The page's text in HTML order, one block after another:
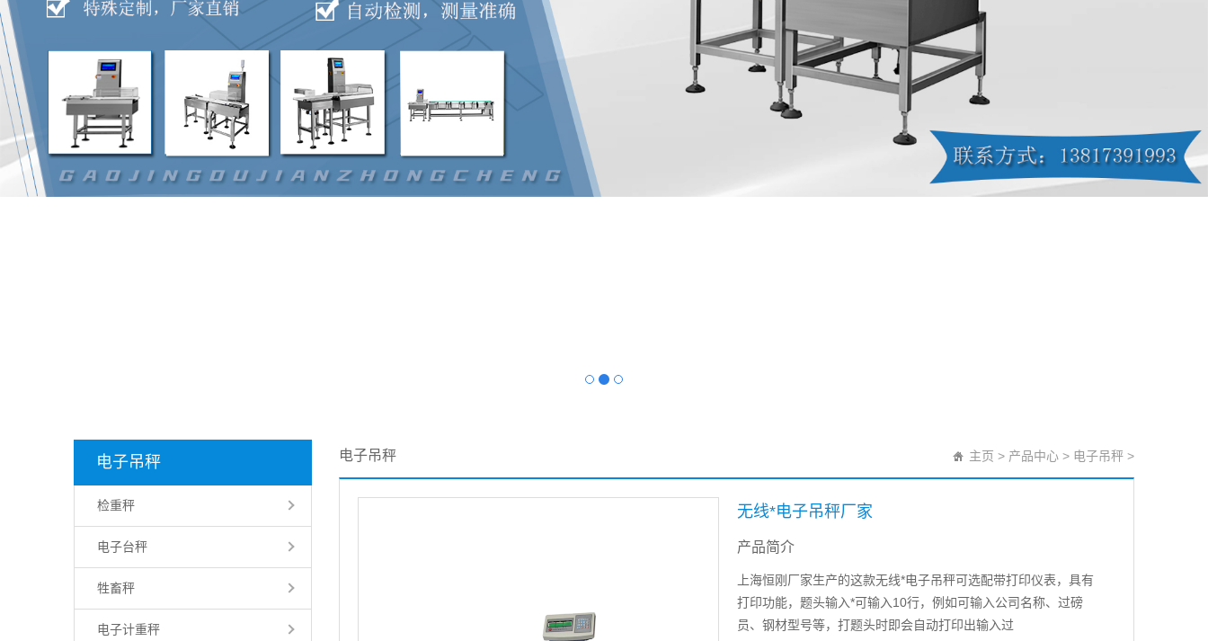
电子吊秤
检重秤
电子台秤
牲畜秤
电子计重秤
电子吊秤 主页 > 产品中心 > 电子吊秤 >
无线*电子吊秤厂家
产品简介
上海恒刚厂家生产的这款无线*电子吊秤可选配带打印仪表，具有
打印功能，题头输入*可输入10行，例如可输入公司名称、过磅
员、钢材型号等，打题头时即会自动打印出输入过